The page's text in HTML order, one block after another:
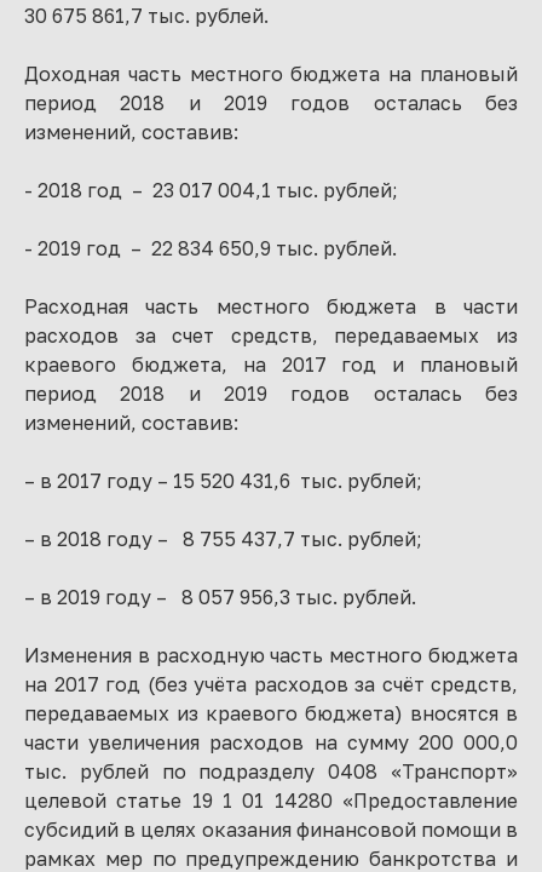
30 675 861,7 тыс. рублей.
Доходная часть местного бюджета на плановый
период 2018 и 2019 годов осталась без
изменений, составив:
- 2018 год – 23 017 004,1 тыс. рублей;
- 2019 год – 22 834 650,9 тыс. рублей.
Расходная часть местного бюджета в части
расходов за счет средств, передаваемых из
краевого бюджета, на 2017 год и плановый
период 2018 и 2019 годов осталась без
изменений, составив:
– в 2017 году – 15 520 431,6 тыс. рублей;
– в 2018 году – 8 755 437,7 тыс. рублей;
– в 2019 году – 8 057 956,3 тыс. рублей.
Изменения в расходную часть местного бюджета
на 2017 год (без учёта расходов за счёт средств,
передаваемых из краевого бюджета) вносятся в
части увеличения расходов на сумму 200 000,0
тыс. рублей по подразделу 0408 «Транспорт»
целевой статье 19 1 01 14280 «Предоставление
субсидий в целях оказания финансовой помощи в
рамках мер по предупреждению банкротства и